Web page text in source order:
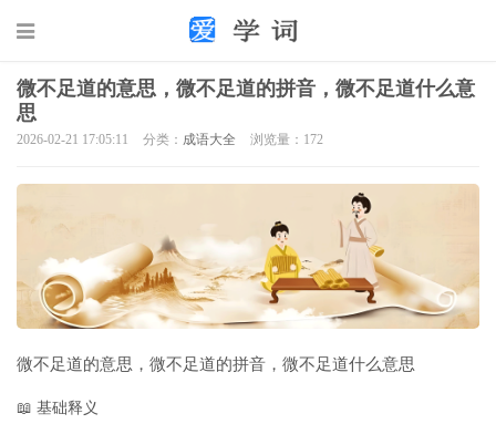
微不足道的意思，微不足道的拼音，微不足道什么意
思
2026-02-21 17:05:11 分类： 成语大全 浏览量：172
微不足道的意思，微不足道的拼音，微不足道什么意思
📖 基础释义